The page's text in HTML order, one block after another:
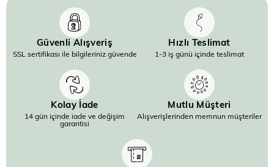
Güvenli Alışveriş
SSL sertifikası ile bilgileriniz güvende
Hızlı Teslimat
1-3 iş günü içinde teslimat
Kolay İade
14 gün içinde iade ve değişim
garantisi
Mutlu Müşteri
Alışverişlerinden memnun müşteriler